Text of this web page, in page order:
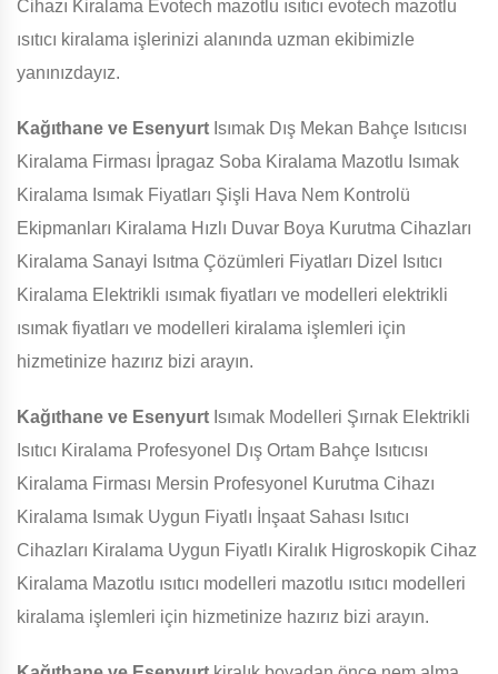
Cihazı Kiralama Evotech mazotlu ısıtıcı evotech mazotlu
ısıtıcı kiralama işlerinizi alanında uzman ekibimizle
yanınızdayız.
Kağıthane ve Esenyurt Isımak Dış Mekan Bahçe Isıtıcısı
Kiralama Firması İpragaz Soba Kiralama Mazotlu Isımak
Kiralama Isımak Fiyatları Şişli Hava Nem Kontrolü
Ekipmanları Kiralama Hızlı Duvar Boya Kurutma Cihazları
Kiralama Sanayi Isıtma Çözümleri Fiyatları Dizel Isıtıcı
Kiralama Elektrikli ısımak fiyatları ve modelleri elektrikli
ısımak fiyatları ve modelleri kiralama işlemleri için
hizmetinize hazırız bizi arayın.
Kağıthane ve Esenyurt Isımak Modelleri Şırnak Elektrikli
Isıtıcı Kiralama Profesyonel Dış Ortam Bahçe Isıtıcısı
Kiralama Firması Mersin Profesyonel Kurutma Cihazı
Kiralama Isımak Uygun Fiyatlı İnşaat Sahası Isıtıcı
Cihazları Kiralama Uygun Fiyatlı Kiralık Higroskopik Cihaz
Kiralama Mazotlu ısıtıcı modelleri mazotlu ısıtıcı modelleri
kiralama işlemleri için hizmetinize hazırız bizi arayın.